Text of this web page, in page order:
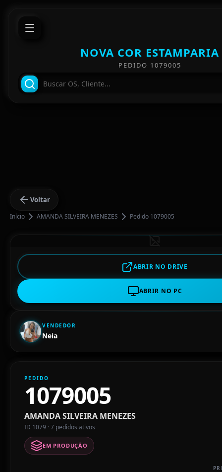
NOVA COR ESTAMPARIA
PEDIDO 1079005
Voltar
Início AMANDA SILVEIRA MENEZES Pedido 1079005
ABRIR NO DRIVE
ABRIR NO PC
VENDEDOR
Neia
PEDIDO
1079005
AMANDA SILVEIRA MENEZES
ID 1079 · 7 pedidos ativos
EM PRODUÇÃO